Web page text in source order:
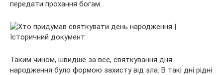
передати прохання богам.
Таким чином, швидше за все, святкування дня
народження було формою захисту від зла. В такі дні рідні